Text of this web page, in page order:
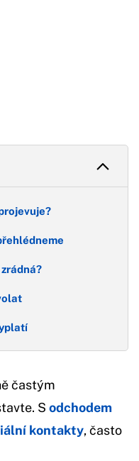
častým
S odchodem
kontakty, často